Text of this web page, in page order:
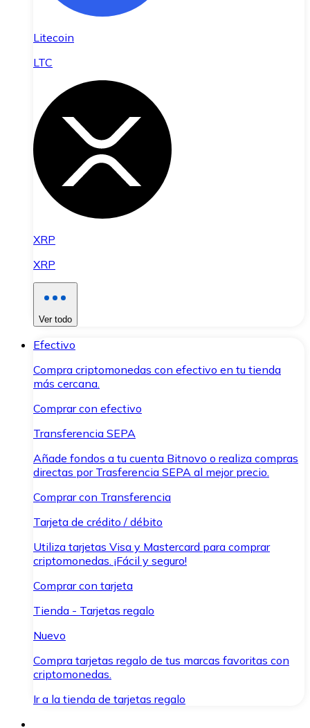
Litecoin
LTC
XRP
XRP
Ver todo
Efectivo
Compra criptomonedas con efectivo en tu tienda
más cercana.
Comprar con efectivo
Transferencia SEPA
Añade fondos a tu cuenta Bitnovo o realiza compras
directas por Trasferencia SEPA al mejor precio.
Comprar con Transferencia
Tarjeta de crédito / débito
Utiliza tarjetas Visa y Mastercard para comprar
criptomonedas. ¡Fácil y seguro!
Comprar con tarjeta
Tienda - Tarjetas regalo
Nuevo
Compra tarjetas regalo de tus marcas favoritas con
criptomonedas.
Ir a la tienda de tarjetas regalo